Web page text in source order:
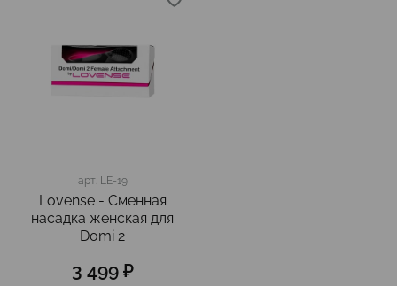
арт. LE-19
Lovense - Сменная
насадка женская для
Domi 2
3 499 ₽